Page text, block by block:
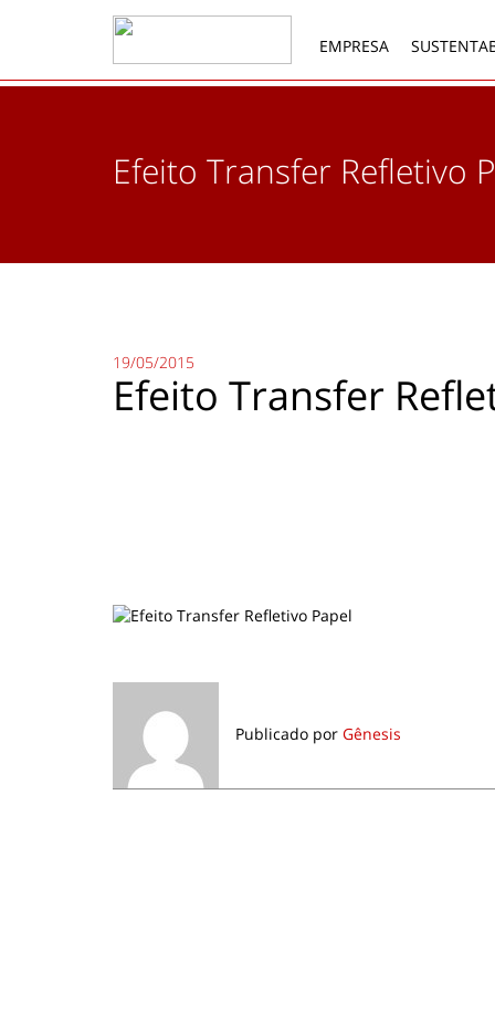
EMPRESA
Efeito Transfer Refletivo
19/05/2015
Efeito Transfer
Publicado por Gênesis